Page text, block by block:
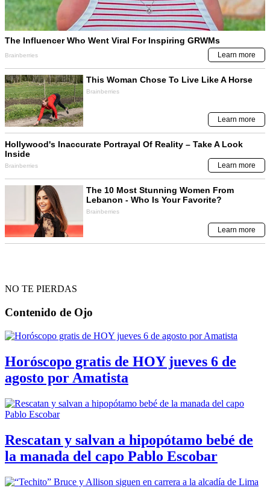
NO TE PIERDAS
Contenido de Ojo
Horóscopo gratis de HOY jueves 6 de
agosto por Amatista
Rescatan y salvan a hipopótamo bebé de
la manada del capo Pablo Escobar